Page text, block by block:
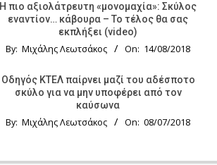
Η πιο αξιολάτρευτη «μονομαχία»: Σκύλος
εναντίον… κάβουρα – Το τέλος θα σας
εκπλήξει (video)
By: Μιχάλης Λεωτσάκος On: 14/08/2018
Οδηγός KTΕΛ παίρνει μαζί του αδέσποτο
σκύλο για να μην υποφέρει από τον
καύσωνα
By: Μιχάλης Λεωτσάκος On: 08/07/2018